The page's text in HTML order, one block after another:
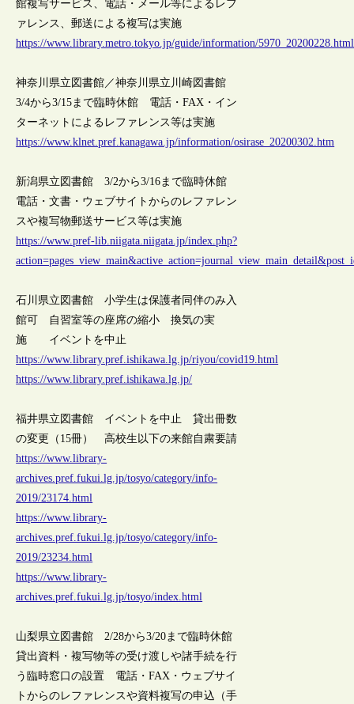
館複写サービス、電話・メール等によるレフ
ァレンス、郵送による複写は実施
https://www.library.metro.tokyo.jp/guide/information/5970_20200228.html
神奈川県立図書館／神奈川県立川崎図書館
3/4から3/15まで臨時休館 電話・FAX・イン
ターネットによるレファレンス等は実施
https://www.klnet.pref.kanagawa.jp/information/osirase_20200302.htm
新潟県立図書館 3/2から3/16まで臨時休館
電話・文書・ウェブサイトからのレファレン
スや複写物郵送サービス等は実施
https://www.pref-lib.niigata.niigata.jp/index.php?
石川県立図書館 小学生は保護者同伴のみ入
館可 自習室等の座席の縮小 換気の実
施 イベントを中止
https://www.library.pref.ishikawa.lg.jp/riyou/covid19.html
https://www.library.pref.ishikawa.lg.jp/
福井県立図書館 イベントを中止 貸出冊数
の変更（15冊） 高校生以下の来館自粛要請
https://www.library-
archives.pref.fukui.lg.jp/tosyo/category/info-
2019/23174.html
https://www.library-
archives.pref.fukui.lg.jp/tosyo/category/info-
2019/23234.html
https://www.library-
archives.pref.fukui.lg.jp/tosyo/index.html
山梨県立図書館 2/28から3/20まで臨時休館
貸出資料・複写物等の受け渡しや諸手続を行
う臨時窓口の設置 電話・FAX・ウェブサイ
トからのレファレンスや資料複写の申込（手